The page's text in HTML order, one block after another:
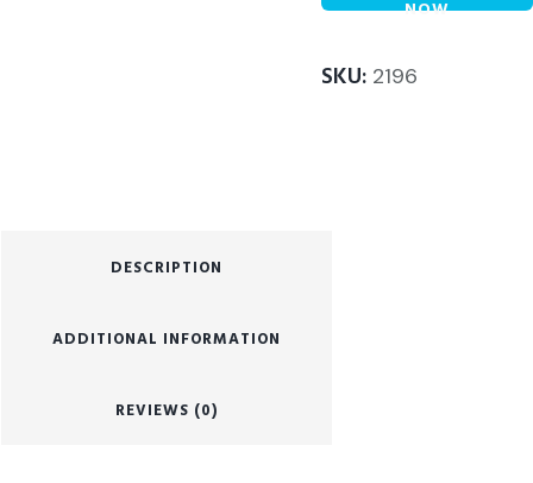
NOW
SKU: 2196
DESCRIPTION
ADDITIONAL INFORMATION
REVIEWS (0)